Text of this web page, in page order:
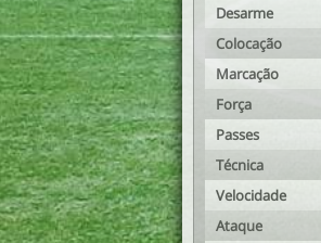
Desarme
Colocação
Marcação
Força
Passes
Técnica
Velocidade
Ataque